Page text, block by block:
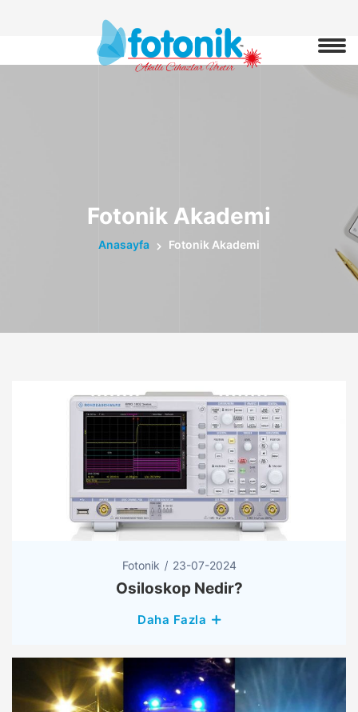
Fotonik Akademi
Anasayfa Fotonik Akademi
Fotonik 23-07-2024
Osiloskop Nedir?
Daha Fazla